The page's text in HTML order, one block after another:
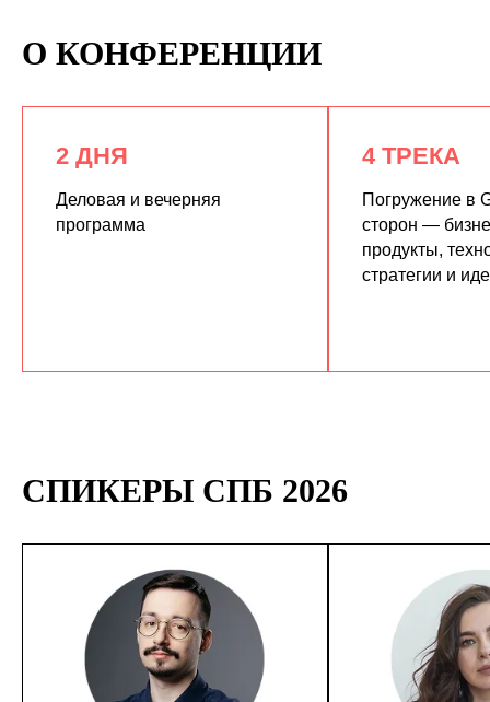
О КОНФЕРЕНЦИИ
2 ДНЯ
Деловая и вечерняя
программа
4 ТРЕКА
Погружение в
сторон —
продукты,
стратегии и
СПИКЕРЫ СПБ 2026